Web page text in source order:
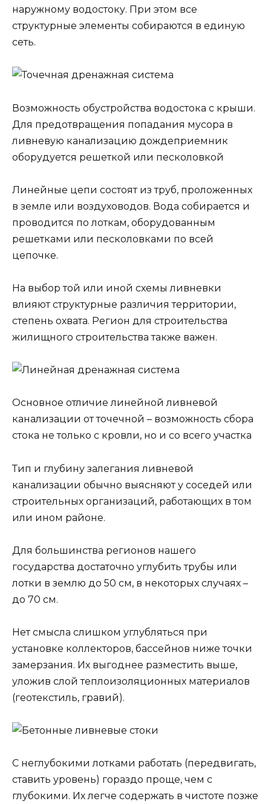
наружному водостоку. При этом все
структурные элементы собираются в единую
сеть.
Возможность обустройства водостока с крыши.
Для предотвращения попадания мусора в
ливневую канализацию дождеприемник
оборудуется решеткой или песколовкой
Линейные цепи состоят из труб, проложенных
в земле или воздуховодов. Вода собирается и
проводится по лоткам, оборудованным
решетками или песколовками по всей
цепочке.
На выбор той или иной схемы ливневки
влияют структурные различия территории,
степень охвата. Регион для строительства
жилищного строительства также важен.
Основное отличие линейной ливневой
канализации от точечной – возможность сбора
стока не только с кровли, но и со всего участка
Тип и глубину залегания ливневой
канализации обычно выясняют у соседей или
строительных организаций, работающих в том
или ином районе.
Для большинства регионов нашего
государства достаточно углубить трубы или
лотки в землю до 50 см, в некоторых случаях –
до 70 см.
Нет смысла слишком углубляться при
установке коллекторов, бассейнов ниже точки
замерзания. Их выгоднее разместить выше,
уложив слой теплоизоляционных материалов
(геотекстиль, гравий).
С неглубокими лотками работать (передвигать,
ставить уровень) гораздо проще, чем с
глубокими. Их легче содержать в чистоте позже